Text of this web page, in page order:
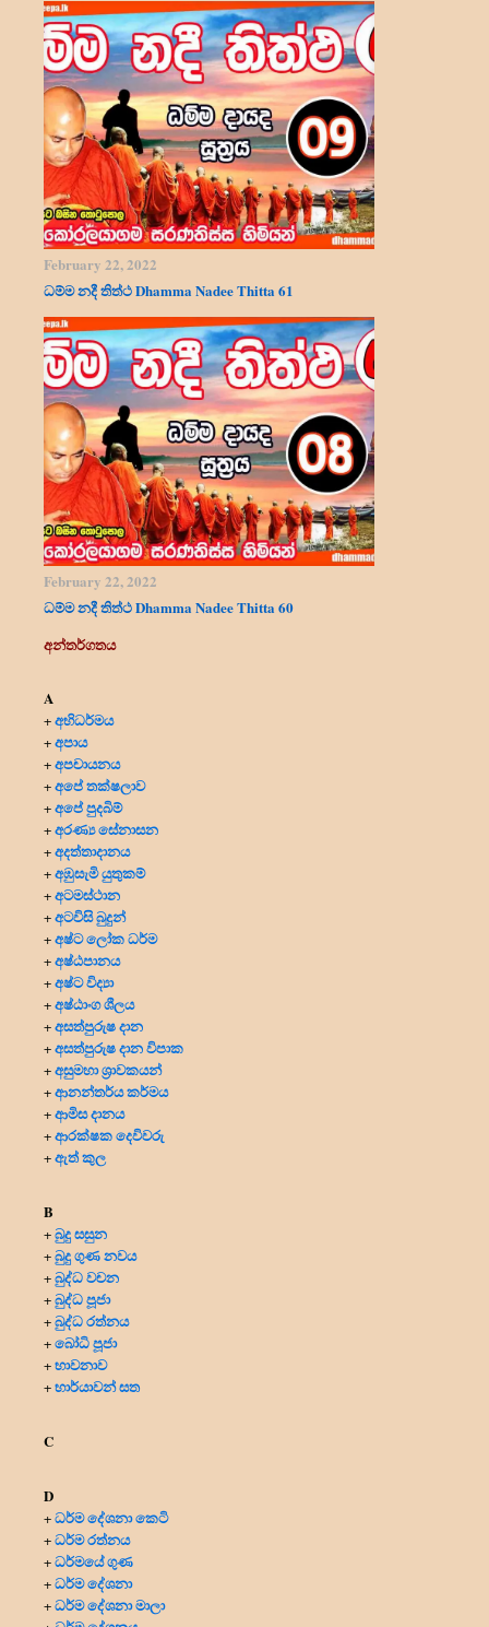
February 22, 2022
ධම්ම නදී තිත්ථ Dhamma Nadee Thitta 61
February 22, 2022
ධම්ම නදී තිත්ථ Dhamma Nadee Thitta 60
අන්තර්ගතය
A
+අභිධර්මය
+අපාය
+අපචායනය
+අපේ තක්ෂලාව
+අපේ පුදබිම්
+අරණ්‍ය සේනාසන
+අදත්තාදානය
+අඹුසැමි යුතුකම්
+අටමස්ථාන
+අටවිසි බුදුන්
+අෂ්ට ලෝක ධර්ම
+අෂ්ඨපානය
+අෂ්ට විද්‍යා
+අෂ්ඨාංග ශීලය
+අසත්පුරුෂ දාන
+අසත්පුරුෂ දාන විපාක
+අසුමහා ශ්‍රාවකයන්
+ආනන්තර්ය කර්මය
+ආමිස දානය
+ආරක්ෂක දෙවිවරු
+ඇත් කුල
B
+බුදු සසුන
+බුදු ගුණ නවය
+බුද්ධ වචන
+බුද්ධ පූජා
+බුද්ධ රත්නය
+බෝධි පූජා
+භාවනාව
+භාර්යාවන් සත
C
D
+ධර්ම දේශනා කෙටි
+ධර්ම රත්නය
+ධර්මයේ ගුණ
+ධර්ම දේශනා
+ධර්ම දේශනා මාලා